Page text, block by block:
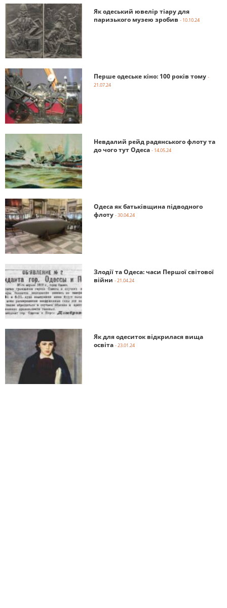
Як одеський ювелір тіару для
паризького музею зробив - 10.10.24
Перше одеське кіно: 100 років тому -
21.07.24
Невдалий рейд радянського флоту та
до чого тут Одеса - 14.05.24
Одеса як батьківщина підводного
флоту - 30.04.24
Злодії та Одеса: часи Першої світової
війни - 21.04.24
Як для одеситок відкрилася вища
освіта - 23.01.24